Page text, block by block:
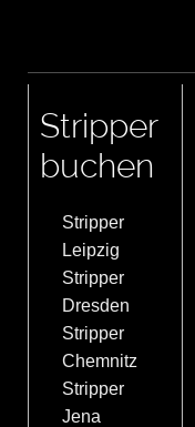
Stripper
buchen
Stripper
Leipzig
Stripper
Dresden
Stripper
Chemnitz
Stripper
Jena